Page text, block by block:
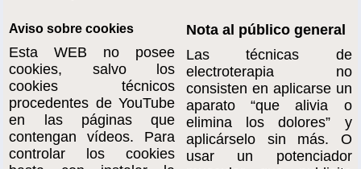
Aviso sobre cookies
Esta WEB no posee
cookies, salvo los
cookies técnicos
procedentes de YouTube
en las páginas que
contengan vídeos. Para
controlar los cookies
Nota al público general
Las técnicas de
electroterapia no
consisten en aplicarse un
aparato “que alivia o
elimina los dolores” y
aplicárselo sin más. O
usar un potenciador